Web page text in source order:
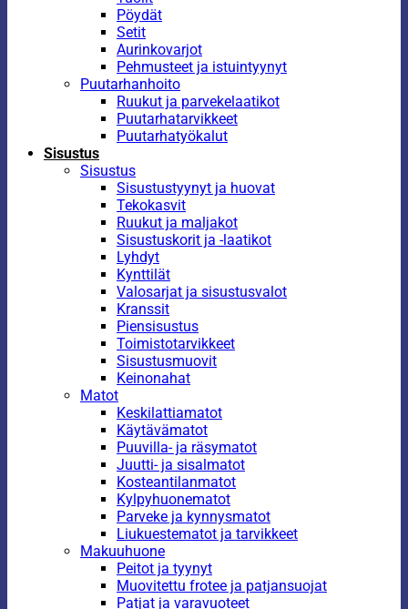
Pöydät
Setit
Aurinkovarjot
Pehmusteet ja istuintyynyt
Puutarhanhoito
Ruukut ja parvekelaatikot
Puutarhatarvikkeet
Puutarhatyökalut
Sisustus
Sisustus
Sisustustyynyt ja huovat
Tekokasvit
Ruukut ja maljakot
Sisustuskorit ja -laatikot
Lyhdyt
Kynttilät
Valosarjat ja sisustusvalot
Kranssit
Piensisustus
Toimistotarvikkeet
Sisustusmuovit
Keinonahat
Matot
Keskilattiamatot
Käytävämatot
Puuvilla- ja räsymatot
Juutti- ja sisalmatot
Kosteantilanmatot
Kylpyhuonematot
Parveke ja kynnysmatot
Liukuestematot ja tarvikkeet
Makuuhuone
Peitot ja tyynyt
Muovitettu frotee ja patjansuojat
Patjat ja varavuoteet